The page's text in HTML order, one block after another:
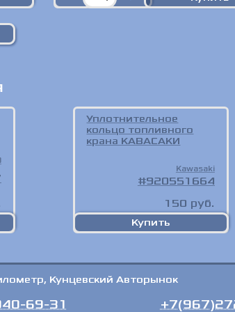
Уплотнительное
кольцо топливного
крана КАВАСАКИ
Kawasaki
920551664
150 руб.
Кунцевский Авторынок
69-31